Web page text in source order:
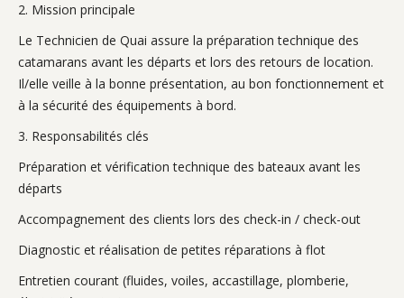
2. Mission principale
Le Technicien de Quai assure la préparation technique des
catamarans avant les départs et lors des retours de location.
Il/elle veille à la bonne présentation, au bon fonctionnement et
à la sécurité des équipements à bord.
3. Responsabilités clés
Préparation et vérification technique des bateaux avant les
départs
Accompagnement des clients lors des check-in / check-out
Diagnostic et réalisation de petites réparations à flot
Entretien courant (fluides, voiles, accastillage, plomberie,